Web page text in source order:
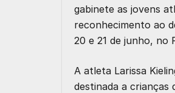
gabinete as jovens
reconhecimento ao
20 e 21 de junho, no
A atleta Larissa
destinada a crianças